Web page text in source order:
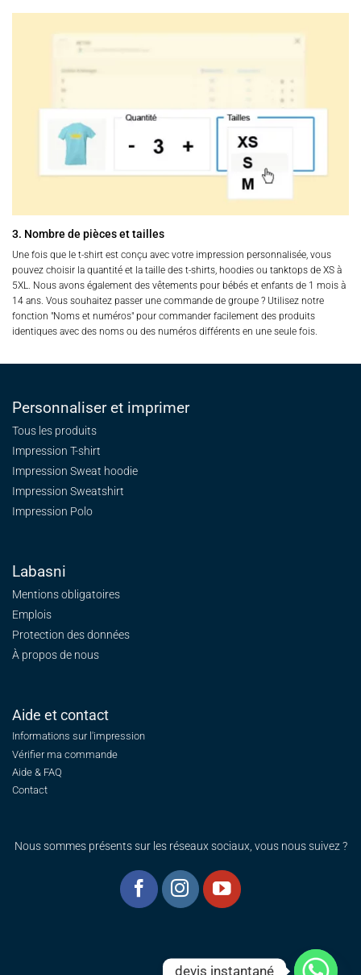
3. Nombre de pièces et tailles
Une fois que le t-shirt est conçu avec votre impression personnalisée, vous
pouvez choisir la quantité et la taille des t-shirts, hoodies ou tanktops de XS à
5XL. Nous avons également des vêtements pour bébés et enfants de 1 mois à
14 ans. Vous souhaitez passer une commande de groupe ? Utilisez notre
fonction "Noms et numéros" pour commander facilement des produits
identiques avec des noms ou des numéros différents en une seule fois.
Personnaliser et imprimer
Tous les produits
Impression T-shirt
Impression Sweat hoodie
Impression Sweatshirt
Impression Polo
Labasni
Mentions obligatoires
Emplois
Protection des données
À propos de nous
Aide et contact
Informations sur l'impression
Vérifier ma commande
Aide & FAQ
Contact
Nous sommes présents sur les réseaux sociaux, vous nous suivez ?
devis instantané